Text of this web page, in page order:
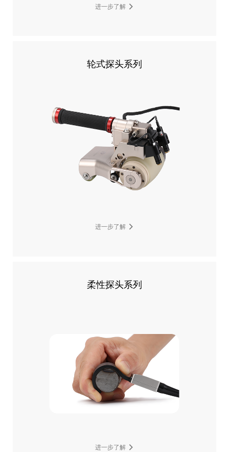
进一步了解
轮式探头系列
进一步了解
柔性探头系列
进一步了解